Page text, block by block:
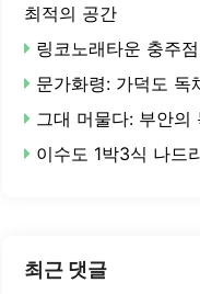
최적의 공간
링코노래타운 충주
문가화령: 가덕도 독
그대 머물다: 부안의
이수도 1박3식 나드
최근 댓글